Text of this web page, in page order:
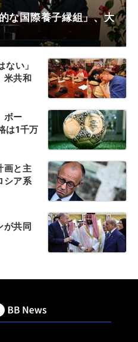
な国際養子縁組」、大
い」
米共和
ボー
は1千万
画と主
シア系
が共同